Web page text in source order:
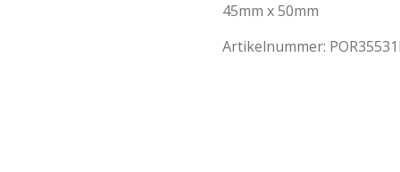
45mm x 50mm
Artikelnummer: